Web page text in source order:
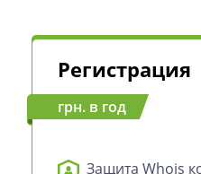
Регистрация
грн. в год
Защита Whois